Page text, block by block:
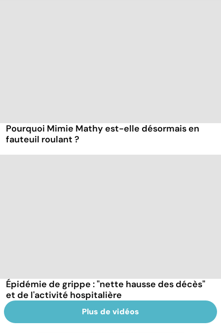
Pourquoi Mimie Mathy est-elle désormais en
fauteuil roulant ?
Épidémie de grippe : "nette hausse des décès"
et de l'activité hospitalière
Plus de vidéos